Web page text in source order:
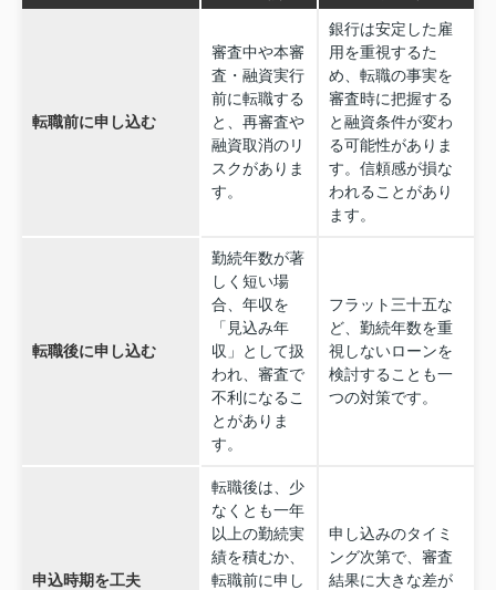
転職前に申し込む
審査中や本審
査・融資実行
前に転職する
と、再審査や
融資取消のリ
スクがありま
す。
銀行は安定した雇
用を重視するた
め、転職の事実を
審査時に把握する
と融資条件が変わ
る可能性がありま
す。信頼感が損な
われることがあり
ます。
転職後に申し込む
勤続年数が著
しく短い場
合、年収を
「見込み年
収」として扱
われ、審査で
不利になるこ
とがありま
す。
フラット三十五な
ど、勤続年数を重
視しないローンを
検討することも一
つの対策です。
申込時期を工夫
転職後は、少
なくとも一年
以上の勤続実
績を積むか、
転職前に申し
申し込みのタイミ
ング次第で、審査
結果に大きな差が